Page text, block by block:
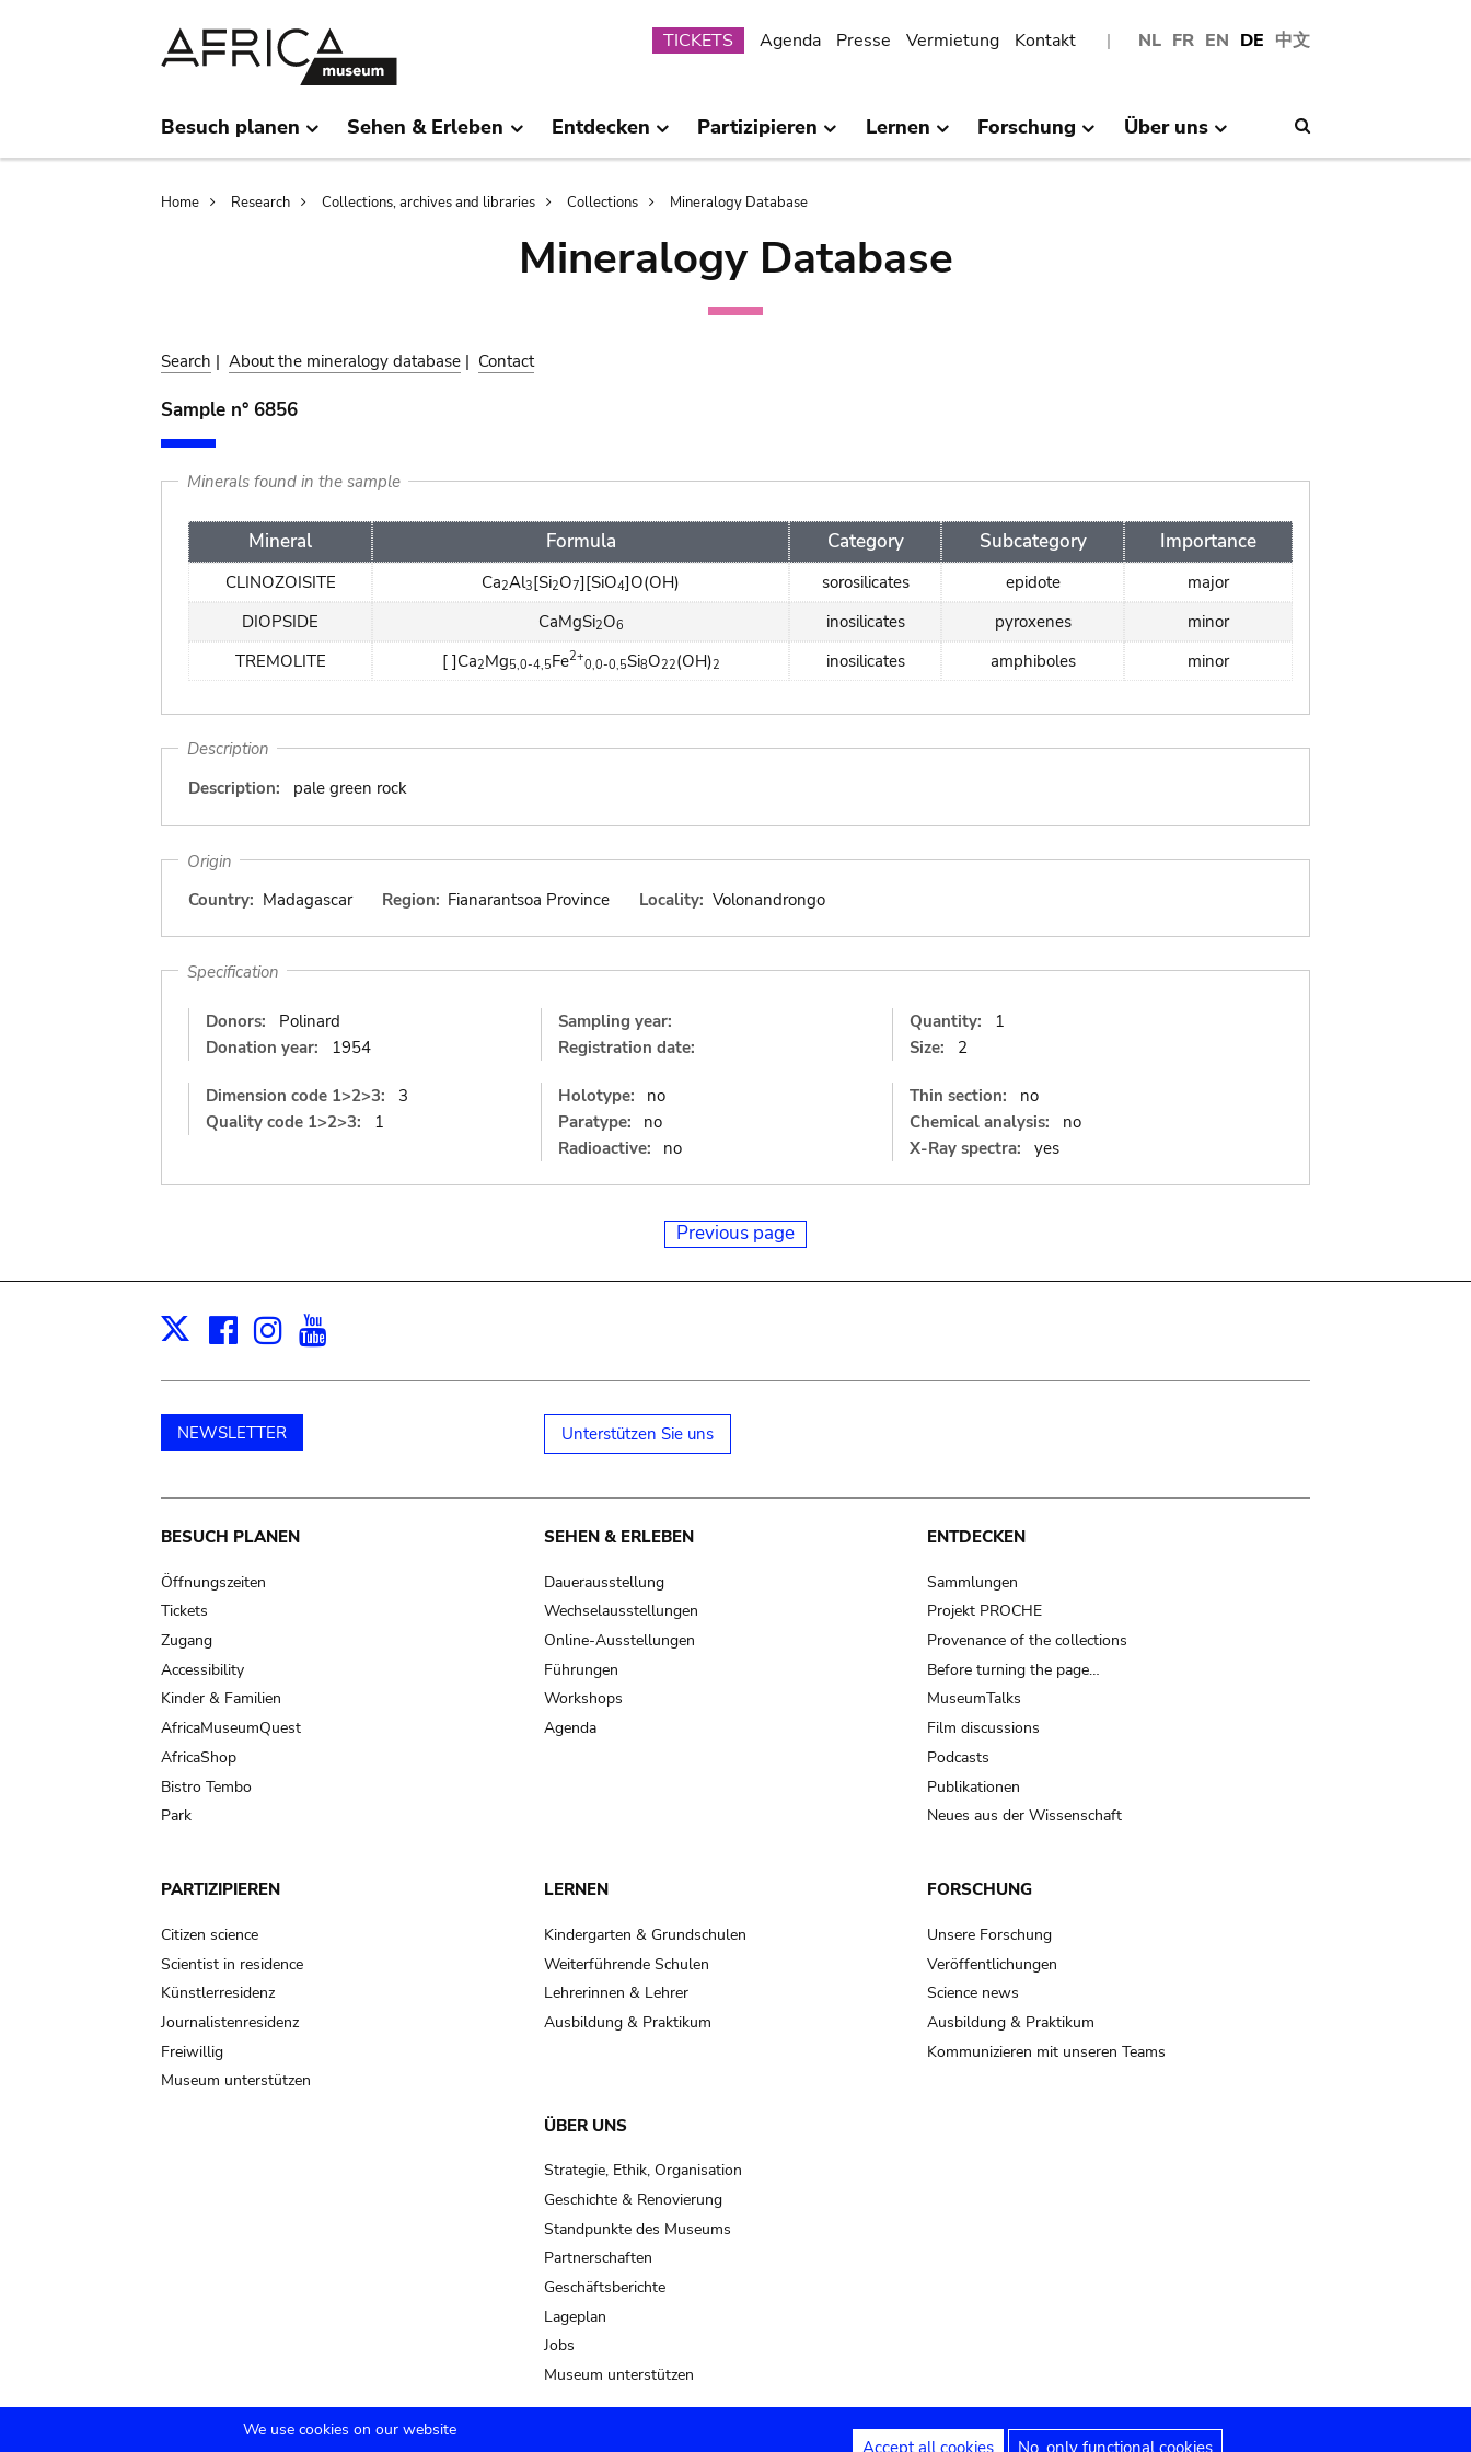
NL FR EN DE 中文
Submenu
TICKETS Agenda Presse Vermietung Kontakt
Besuch planen Sehen & Erleben Entdecken Partizipieren Lernen Forschung Über uns
Breadcrumb
Home Research Collections, archives and libraries Collections Mineralogy Database
Mineralogy Database
Search | About the mineralogy database | Contact
Sample n° 6856
Minerals found in the sample
Mineral Formula Category Subcategory Importance
CLINOZOISITE Ca2Al3[Si2O7][SiO4]O(OH) sorosilicates epidote
major
DIOPSIDE
CaMgSi2O6 inosilicates pyroxenes
minor
TREMOLITE
[ ]Ca2Mg5,0-4,5Fe2+
0,0-0,5Si8O22(OH)2 inosilicates amphiboles minor
Description
Description:
pale green rock
Origin
Country: Madagascar Region: Fianarantsoa Province Locality: Volonandrongo
Specification
Donors:
Polinard
Donation year:
1954
Sampling year:
Registration date:
Quantity:
1
Size:
2
Dimension code 1>2>3:
3
Quality code 1>2>3:
1
Holotype:
no
Paratype:
no
Radioactive:
no
Thin section:
no
Chemical analysis:
no
X-Ray spectra:
yes
Previous page
X Facebook
Instagram
NEWSLETTER Unterstützen Sie uns
Main
navigation
BESUCH PLANEN
Öffnungszeiten
Tickets
Zugang
Accessibility
Kinder & Familien
AfricaMuseumQuest
AfricaShop
Bistro Tembo
Park
SEHEN & ERLEBEN
Dauerausstellung
Wechselausstellungen
Online-Ausstellungen
Führungen
Workshops
Agenda
ENTDECKEN
Sammlungen
Projekt PROCHE
Provenance of the collections
Before turning the page…
MuseumTalks
Film discussions
Podcasts
Publikationen
Neues aus der Wissenschaft
PARTIZIPIEREN
Citizen science
Scientist in residence
Künstlerresidenz
Journalistenresidenz
Freiwillig
Museum unterstützen
LERNEN
Kindergarten & Grundschulen
Weiterführende Schulen
Lehrerinnen & Lehrer
Ausbildung & Praktikum
FORSCHUNG
Unsere Forschung
Veröffentlichungen
Science news
Ausbildung & Praktikum
Kommunizieren mit unseren Teams
ÜBER UNS
Strategie, Ethik, Organisation
Geschichte & Renovierung
Standpunkte des Museums
Partnerschaften
Geschäftsberichte
Lageplan
Jobs
Museum unterstützen
We use cookies on our website
Accept all cookies No, only functional cookies